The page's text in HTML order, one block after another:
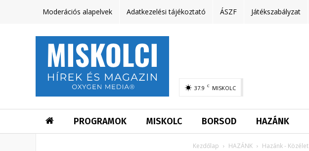
Moderációs alapelvek Adatkezelési tájékoztató ÁSZF Játékszabályzat
37.9 C MISKOLC
PROGRAMOK MISKOLC BORSOD HAZÁNK
Kezdőlap HAZÁNK Hazánk - Közélet